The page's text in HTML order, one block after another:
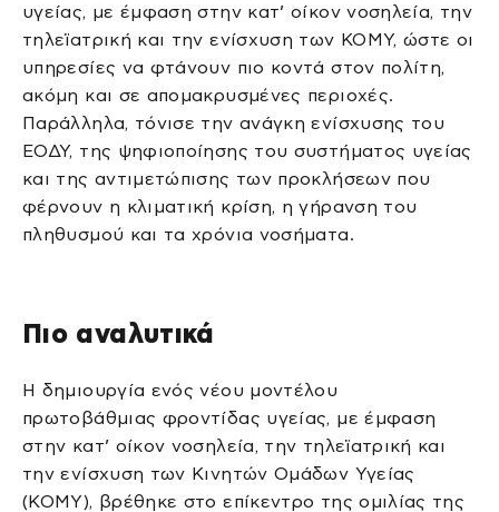
υγείας, με έμφαση στην κατ’ οίκον νοσηλεία, την
τηλεϊατρική και την ενίσχυση των ΚΟΜΥ, ώστε οι
υπηρεσίες να φτάνουν πιο κοντά στον πολίτη,
ακόμη και σε απομακρυσμένες περιοχές.
Παράλληλα, τόνισε την ανάγκη ενίσχυσης του
ΕΟΔΥ, της ψηφιοποίησης του συστήματος υγείας
και της αντιμετώπισης των προκλήσεων που
φέρνουν η κλιματική κρίση, η γήρανση του
πληθυσμού και τα χρόνια νοσήματα.
Πιο αναλυτικά
Η δημιουργία ενός νέου μοντέλου
πρωτοβάθμιας φροντίδας υγείας, με έμφαση
στην κατ’ οίκον νοσηλεία, την τηλεϊατρική και
την ενίσχυση των Κινητών Ομάδων Υγείας
(ΚΟΜΥ), βρέθηκε στο επίκεντρο της ομιλίας της